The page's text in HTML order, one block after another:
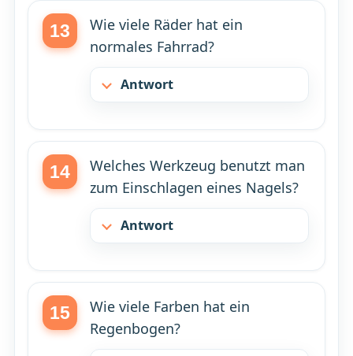
Wie viele Räder hat ein
normales Fahrrad?
Antwort
Welches Werkzeug benutzt man
zum Einschlagen eines Nagels?
Antwort
Wie viele Farben hat ein
Regenbogen?